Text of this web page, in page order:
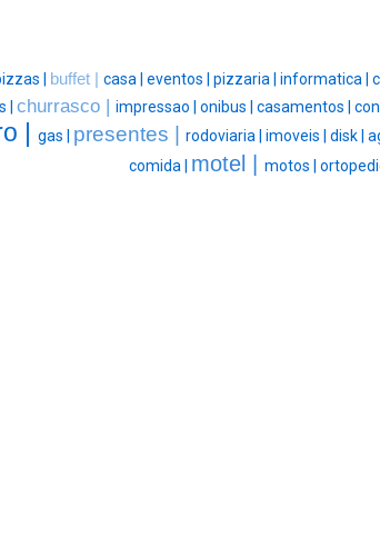
| buffet | casa | eventos | pizzaria | informatica |
| churrasco | impressao | onibus | casamentos |
| gas | presentes | rodoviaria | imoveis | disk |
comida | motel | motos |